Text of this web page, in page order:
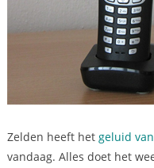
Zelden heeft het geluid
vandaag. Alles doet het